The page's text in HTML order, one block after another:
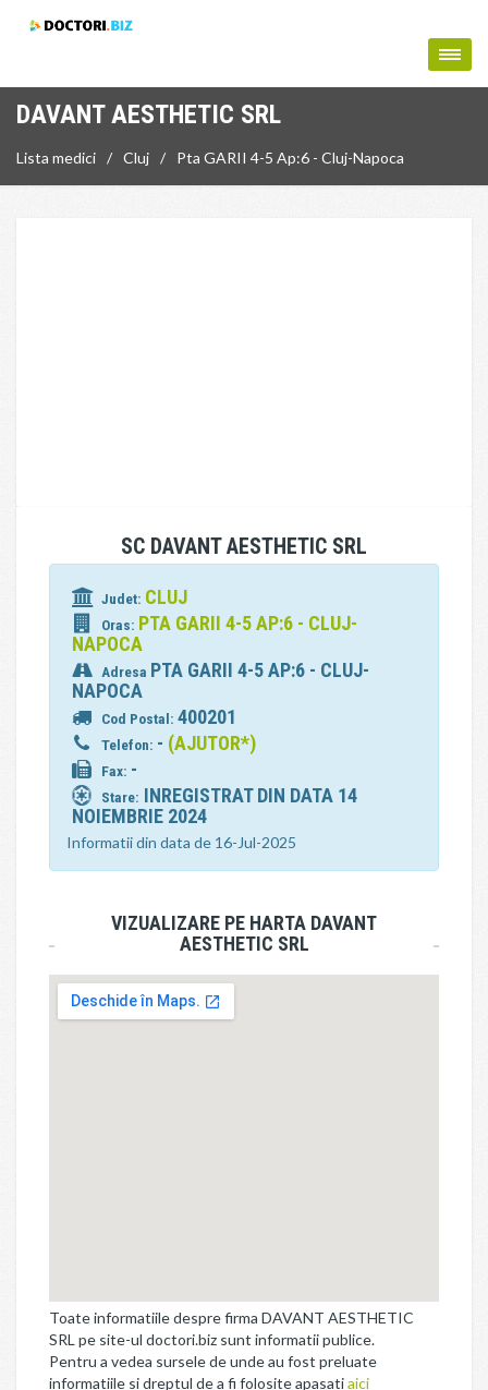
DAVANT AESTHETIC SRL
Lista medici Cluj Pta GARII 4-5 Ap:6 - Cluj-Napoca
SC DAVANT AESTHETIC SRL
Judet: CLUJ
Oras: PTA GARII 4-5 AP:6 - CLUJ-
NAPOCA
Adresa PTA GARII 4-5 AP:6 - CLUJ-
NAPOCA
Cod Postal:400201
Telefon: - (AJUTOR*)
Fax: -
Stare: INREGISTRAT DIN DATA 14
NOIEMBRIE 2024
Informatii din data de 16-Jul-2025
VIZUALIZARE PE HARTA DAVANT
AESTHETIC SRL
Toate informatiile despre firma DAVANT AESTHETIC
SRL pe site-ul doctori.biz sunt informatii publice.
Pentru a vedea sursele de unde au fost preluate
informatiile si dreptul de a fi folosite apasatiaici